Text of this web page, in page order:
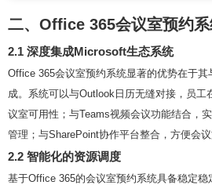
二、Office 365会议室预约
2.1 深度集成Microsoft生态系统
Office 365会议室预约系统显著的优势在于
成。系统可以与Outlook日历无缝对接，员工
议室可用性；与Teams视频会议功能结合，
管理；与SharePoint协作平台整合，方便会议
2.2 智能化的资源调度
基于Office 365的会议室预约系统具备稳定